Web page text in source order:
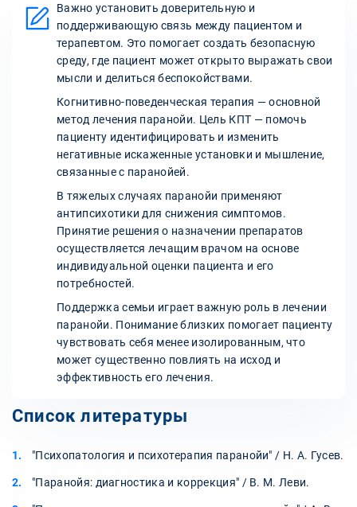
Важно установить доверительную и
поддерживающую связь между пациентом и
терапевтом. Это помогает создать безопасную
среду, где пациент может открыто выражать свои
мысли и делиться беспокойствами.
Когнитивно-поведенческая терапия — основной
метод лечения паранойи. Цель КПТ — помочь
пациенту идентифицировать и изменить
негативные искаженные установки и мышление,
связанные с паранойей.
В тяжелых случаях паранойи применяют
антипсихотики для снижения симптомов.
Принятие решения о назначении препаратов
осуществляется лечащим врачом на основе
индивидуальной оценки пациента и его
потребностей.
Поддержка семьи играет важную роль в лечении
паранойи. Понимание близких помогает пациенту
чувствовать себя менее изолированным, что
может существенно повлиять на исход и
эффективность его лечения.
Список литературы
"Психопатология и психотерапия паранойи" / Н. А. Гусев.
"Паранойя: диагностика и коррекция" / В. М. Леви.